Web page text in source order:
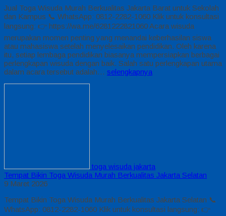
Jual Toga Wisuda Murah Berkualitas Jakarta Barat untuk Sekolah
dan Kampus 📞 WhatsApp: 0812-2282-1060 Klik untuk konsultasi
langsung: 👉 https://wa.me/6281222821060 Acara wisuda
merupakan momen penting yang menandai keberhasilan siswa
atau mahasiswa setelah menyelesaikan pendidikan. Oleh karena
itu, setiap lembaga pendidikan biasanya mempersiapkan berbagai
perlengkapan wisuda dengan baik. Salah satu perlengkapan utama
dalam acara tersebut adalah… selengkapnya
toga wisuda jakarta
Tempat Bikin Toga Wisuda Murah Berkualitas Jakarta Selatan
9 Maret 2026
Tempat Bikin Toga Wisuda Murah Berkualitas Jakarta Selatan 📞
WhatsApp: 0812-2282-1060 Klik untuk konsultasi langsung: 👉